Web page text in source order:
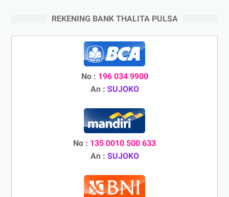
REKENING BANK THALITA PULSA
No : 196 034 9900
An : SUJOKO
No : 135 0010 500 633
An : SUJOKO